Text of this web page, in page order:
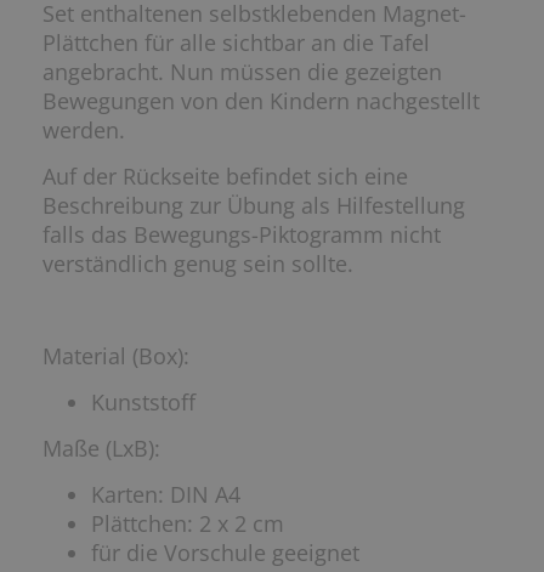
Set enthaltenen selbstklebenden Magnet-
Plättchen für alle sichtbar an die Tafel
angebracht. Nun müssen die gezeigten
Bewegungen von den Kindern nachgestellt
werden.
Auf der Rückseite befindet sich eine
Beschreibung zur Übung als Hilfestellung
falls das Bewegungs-Piktogramm nicht
verständlich genug sein sollte.
Material (Box):
Kunststoff
Maße (LxB):
Karten: DIN A4
Plättchen: 2 x 2 cm
für die Vorschule geeignet